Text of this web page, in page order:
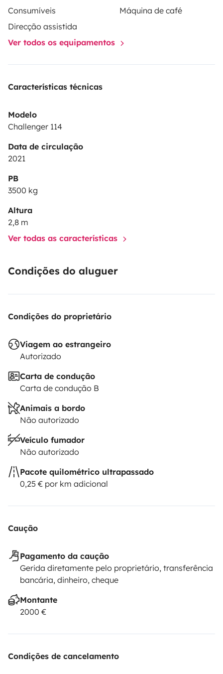
Consumíveis
Máquina de café
Direcção assistida
Ver todos os equipamentos
Características técnicas
Modelo
Challenger 114
Data de circulação
2021
PB
3500 kg
Altura
2,8 m
Ver todas as características
Condições do aluguer
Condições do proprietário
Viagem ao estrangeiro
Autorizado
Carta de condução
Carta de condução B
Animais a bordo
Não autorizado
Veículo fumador
Não autorizado
Pacote quilométrico ultrapassado
0,25 € por km adicional
Caução
Pagamento da caução
Gerida diretamente pelo proprietário, transferência
bancária, dinheiro, cheque
Montante
2000 €
Condições de cancelamento